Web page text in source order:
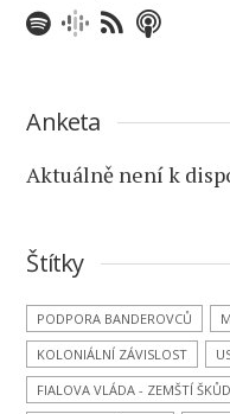
Anketa
Aktuálně není k
Štítky
PODPORA BANDEROVCŮ
KOLONIÁLNÍ ZÁVISLOST
FIALOVA VLÁDA - ZEMŠTÍ